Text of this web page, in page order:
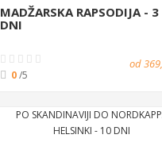
MADŽARSKA RAPSODIJA - 3
DNI
0/5
od